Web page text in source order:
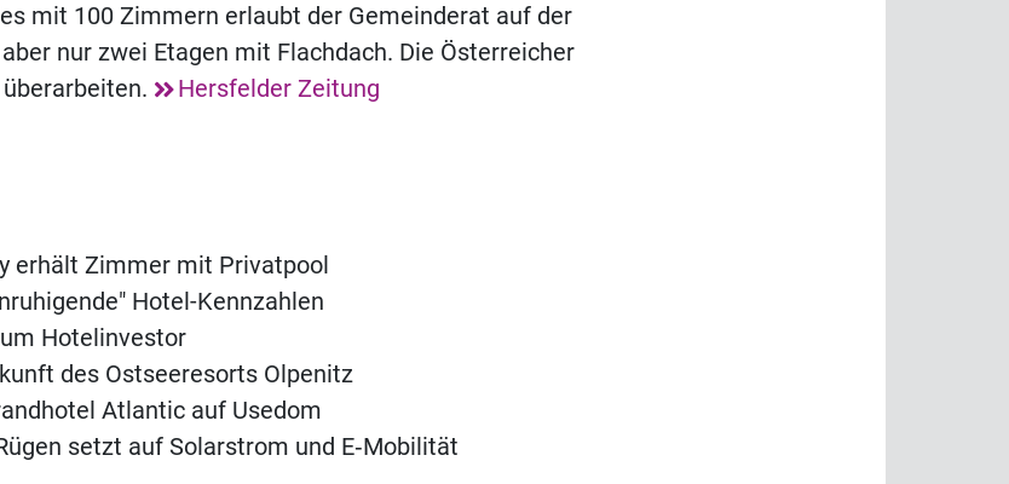
mit 100 Zimmern erlaubt der Gemeinderat auf der
nur zwei Etagen mit Flachdach. Die Österreicher
Hersfelder Zeitung
erhält Zimmer mit Privatpool
Hotel-Kennzahlen
Hotelinvestor
des Ostseeresorts Olpenitz
Atlantic auf Usedom
setzt auf Solarstrom und E‑Mobilität